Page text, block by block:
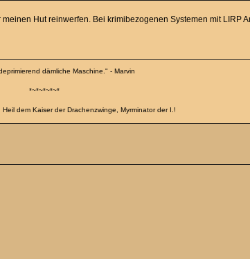
Hut reinwerfen. Bei krimibezogenen Systemen mit LIRP
dämliche Maschine." - Marvin
*~*~*~*~*
dem Kaiser der Drachenzwinge, Myrminator der I.!